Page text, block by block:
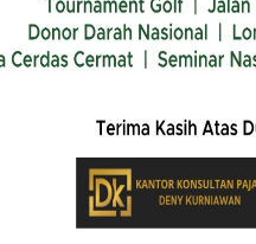
Konsultan Pajak